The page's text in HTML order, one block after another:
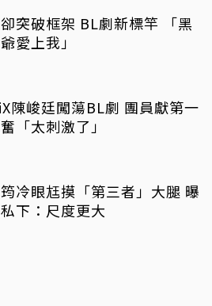
突破框架 BL劇新標竿 「黑
愛上我」
陳峻廷闖蕩BL劇 團員獻第一
「太刺激了」
冷眼尪摸「第三者」大腿 曝
下：尺度更大